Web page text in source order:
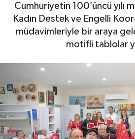
Cumhuriyetin 100’üncü yılı
Kadın Destek ve Engelli
müdavimleriyle bir araya
motifli tablolar
Gizlilik İlkeleri - Privacy
Güncel
Politika
Spor
Turizm